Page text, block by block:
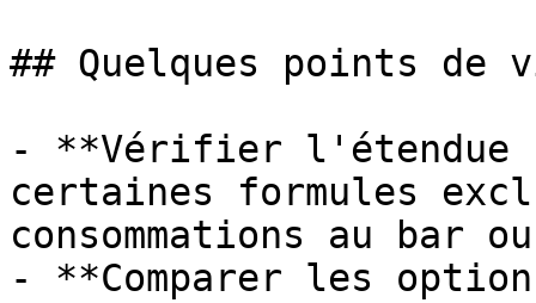
## Quelques points de
- **Vérifier l'étendue
certaines formules
consommations au bar
- **Comparer les